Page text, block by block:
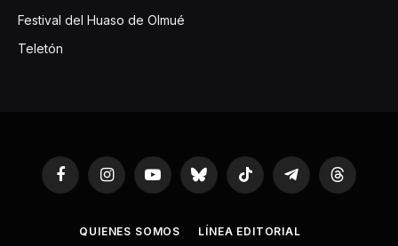
Festival del Huaso de Olmué
Teletón
FacebookInstagramYouTubeBluesky TikTok TelegramThreads
QUIENES SOMOS LÍNEA EDITORIAL